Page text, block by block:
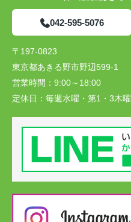
042-595-5076
〒197-0823
東京都あきる野市野辺599-1
営業時間： 9:00～18:00
定休日： 毎週水曜・第1・3木曜